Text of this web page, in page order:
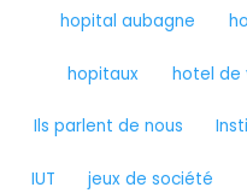
hopital aubagne
hopitaux hotel de
Ils parlent de nous
IUT jeux de société